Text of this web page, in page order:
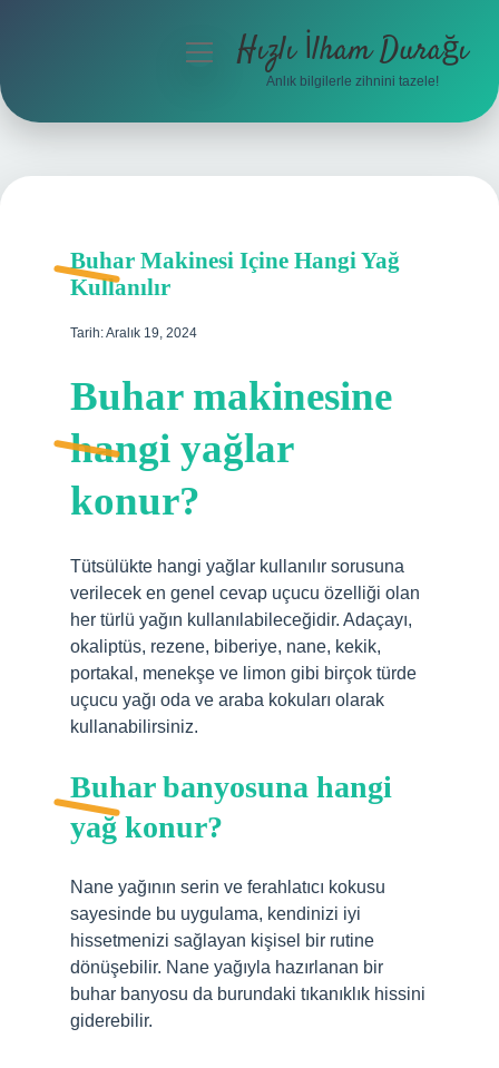
Hakkımızda
menüyüHızlı İlham Durağı
Anlık bilgilerle zihnini tazele!
Buhar Makinesi Içine Hangi Yağ
Kullanılır
Tarih: Aralık 19, 2024
Buhar makinesine
hangi yağlar
konur?
Tütsülükte hangi yağlar kullanılır sorusuna
verilecek en genel cevap uçucu özelliği olan
her türlü yağın kullanılabileceğidir. Adaçayı,
okaliptüs, rezene, biberiye, nane, kekik,
portakal, menekşe ve limon gibi birçok türde
uçucu yağı oda ve araba kokuları olarak
kullanabilirsiniz.
Buhar banyosuna hangi
yağ konur?
Nane yağının serin ve ferahlatıcı kokusu
sayesinde bu uygulama, kendinizi iyi
hissetmenizi sağlayan kişisel bir rutine
dönüşebilir. Nane yağıyla hazırlanan bir
buhar banyosu da burundaki tıkanıklık hissini
giderebilir.